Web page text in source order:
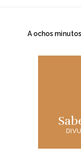
A ochos